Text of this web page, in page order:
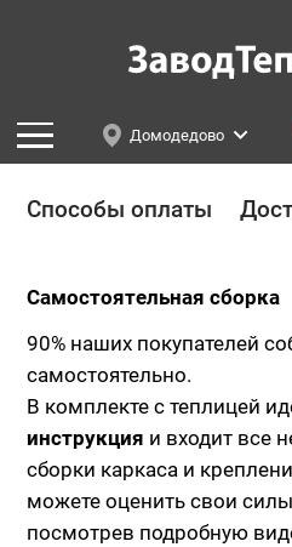
Домодедово
Способы оплаты
Самостоятельная сборка
90% наших покупателей
самостоятельно.
В комплекте с теплицей
инструкция и входит все
сборки каркаса и
можете оценить свои
посмотрев подробную